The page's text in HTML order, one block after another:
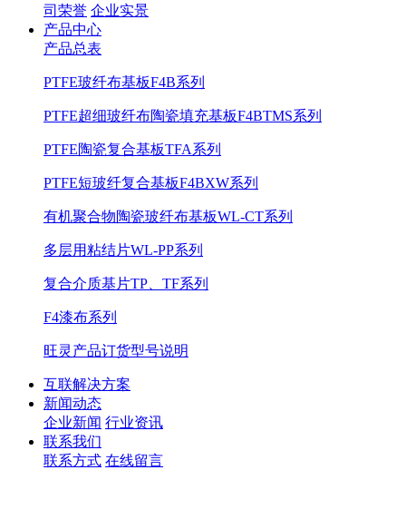
司荣誉 企业实景
产品中心
产品总表
PTFE玻纤布基板F4B系列
PTFE超细玻纤布陶瓷填充基板F4BTMS系列
PTFE陶瓷复合基板TFA系列
PTFE短玻纤复合基板F4BXW系列
有机聚合物陶瓷玻纤布基板WL-CT系列
多层用粘结片WL-PP系列
复合介质基片TP、TF系列
F4漆布系列
旺灵产品订货型号说明
互联解决方案
新闻动态
企业新闻 行业资讯
联系我们
联系方式 在线留言